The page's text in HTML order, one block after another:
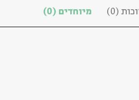
(0) מיוחדים (0)